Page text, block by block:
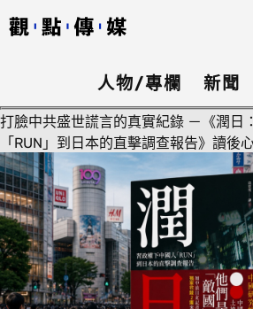
人物/專欄 新聞
打臉中共盛世謊言的真實紀錄 －《潤日
「RUN」到日本的直擊調查報告》讀後